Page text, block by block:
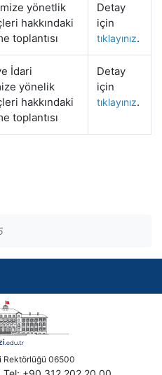
yönetlik
hakkındaki
toplantısı
Detay
için
tıklayınız.
İdari
yönelik
hakkındaki
toplantısı
Detay
için
tıklayınız.
Rektörlüğü 06500